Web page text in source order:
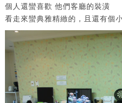
個人還蠻喜歡 他們客廳的裝潢
看走來蠻典雅精緻的，且還有個